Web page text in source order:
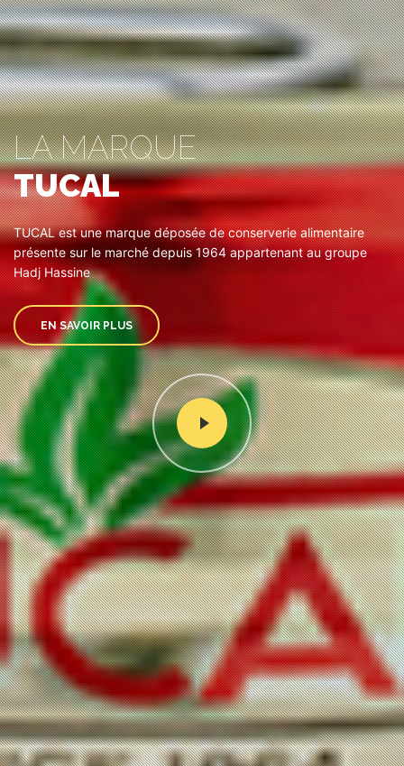
LA MARQUE
TUCAL
TUCAL est une marque déposée de conserverie alimentaire
présente sur le marché depuis 1964 appartenant au groupe
Hadj Hassine
EN SAVOIR PLUS